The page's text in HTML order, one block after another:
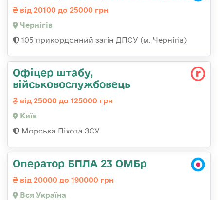
від 20100 до 25000 грн
Чернігів
105 прикордонний загін ДПСУ (м. Чернігів)
Офіцер штабу,
військовослужбовець
від 25000 до 125000 грн
Київ
Морська Піхота ЗСУ
Оператор БПЛА 23 ОМБр
від 20000 до 190000 грн
Вся Україна